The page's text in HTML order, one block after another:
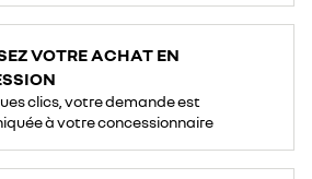
VOTRE ACHAT EN
clics, votre demande est
à votre concessionnaire